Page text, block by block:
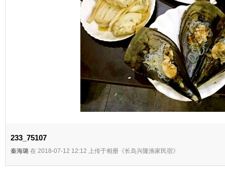
233_75107
秦海璐 在 2018-07-12 12:12 上传于相册《长岛兴隆渔家民宿》